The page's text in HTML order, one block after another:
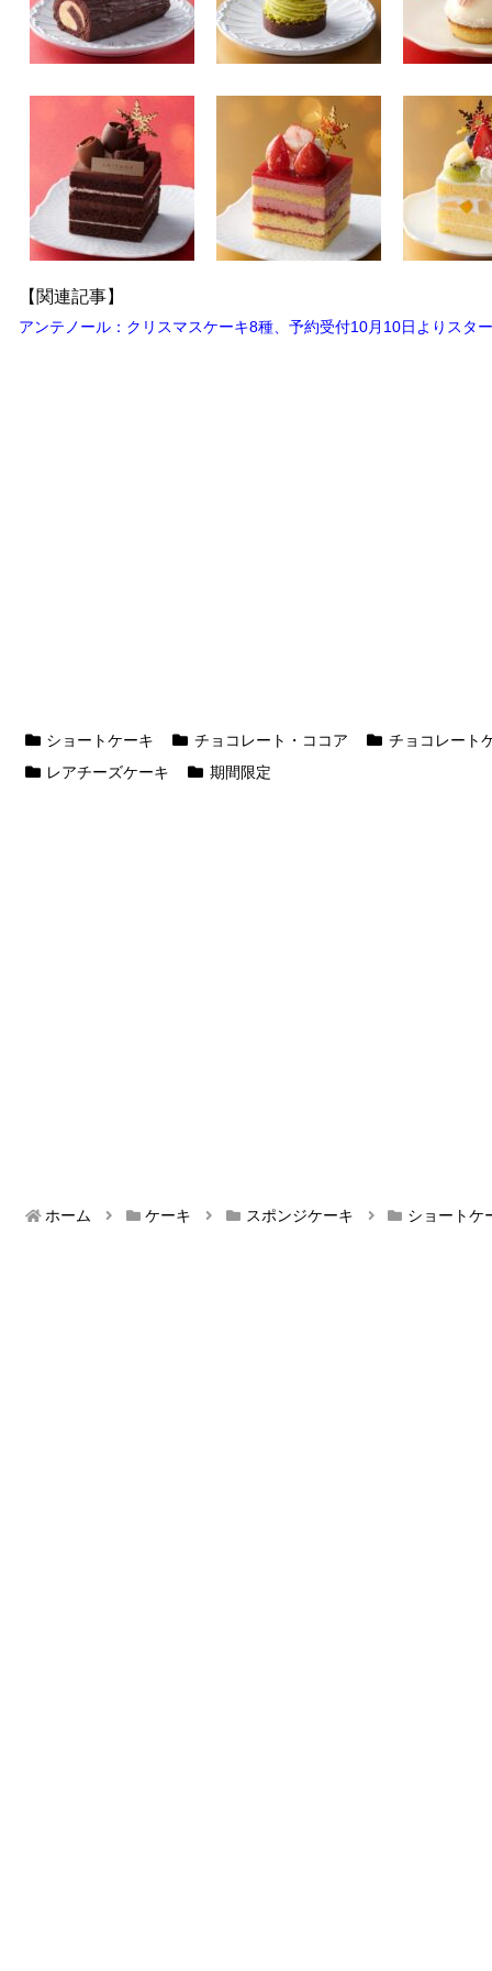
【関連記事】
アンテノール：クリスマスケーキ8種、予約受付10月10日よりスタ
ショートケーキ チョコレート・ココア
チョコレート
レアチーズケーキ
期間限定
ホーム ケーキ スポンジケーキ ショートケ